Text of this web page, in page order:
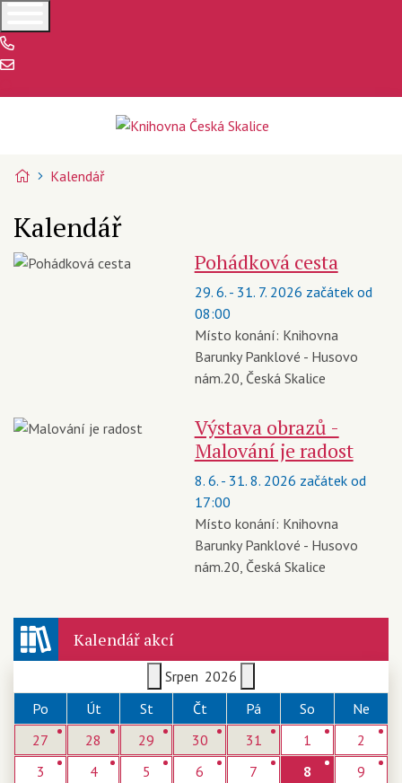
+420 734 155 855
knihovna@ceskaskalice.cz
Úvodní stránka
Kalendář
Kalendář
Pohádková cesta
29. 6. - 31. 7. 2026 začátek od
08:00
Místo konání: Knihovna
Barunky Panklové - Husovo
nám.20, Česká Skalice
Výstava obrazů -
Malování je radost
8. 6. - 31. 8. 2026 začátek od
17:00
Místo konání: Knihovna
Barunky Panklové - Husovo
nám.20, Česká Skalice
Kalendář akcí
Srpen 2026
Po
Út St Čt Pá So
Ne
27
28 29 30 31 1
2
3
4 5 6 7 8
9